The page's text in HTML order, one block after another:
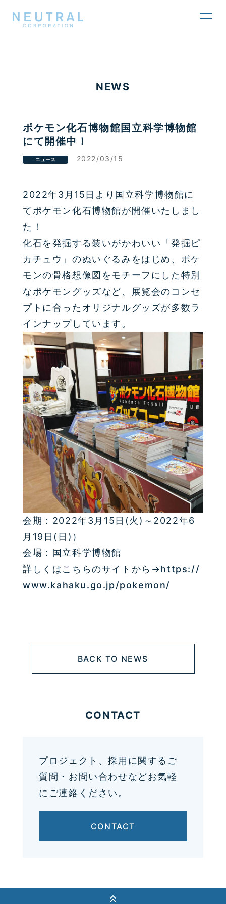
NEWS
ポケモン化石博物館国立科学博物館
にて開催中！
ニュース 2022/03/15
2022年3月15日より国立科学博物館に
てポケモン化石博物館が開催いたしまし
た！
化石を発掘する装いがかわいい「発掘ピ
カチュウ」のぬいぐるみをはじめ、ポケ
モンの骨格想像図をモチーフにした特別
なポケモングッズなど、展覧会のコンセ
プトに合ったオリジナルグッズが多数ラ
インナップしています。
会期：2022年3月15日(火)～ 2022年6
月19日(日) ）
会場：国立科学博物館
詳しくはこちらのサイトから→https://
www.kahaku.go.jp/pokemon/
BACK TO NEWS
CONTACT
プロジェクト、採用に関するご
質問・お問い合わせなどお気軽
にご連絡ください。
CONTACT